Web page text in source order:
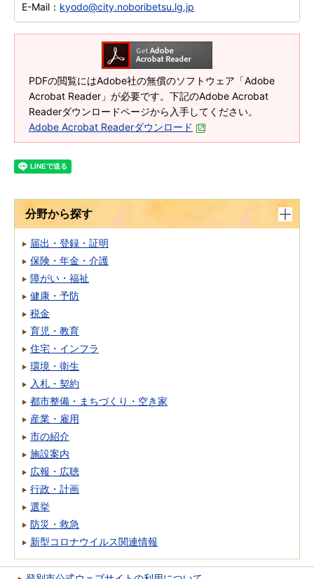
E-Mail： kyodo@city.noboribetsu.lg.jp
PDFの閲覧にはAdobe社の無償のソフトウェア「Adobe
Acrobat Reader」が必要です。下記のAdobe Acrobat
Readerダウンロードページから入手してください。
Adobe Acrobat Readerダウンロード
分野から探す
届出・登録・証明
保険・年金・介護
障がい・福祉
健康・予防
税金
育児・教育
住宅・インフラ
環境・衛生
入札・契約
都市整備・まちづくり・空き家
産業・雇用
市の紹介
施設案内
広報・広聴
行政・計画
選挙
防災・救急
新型コロナウイルス関連情報